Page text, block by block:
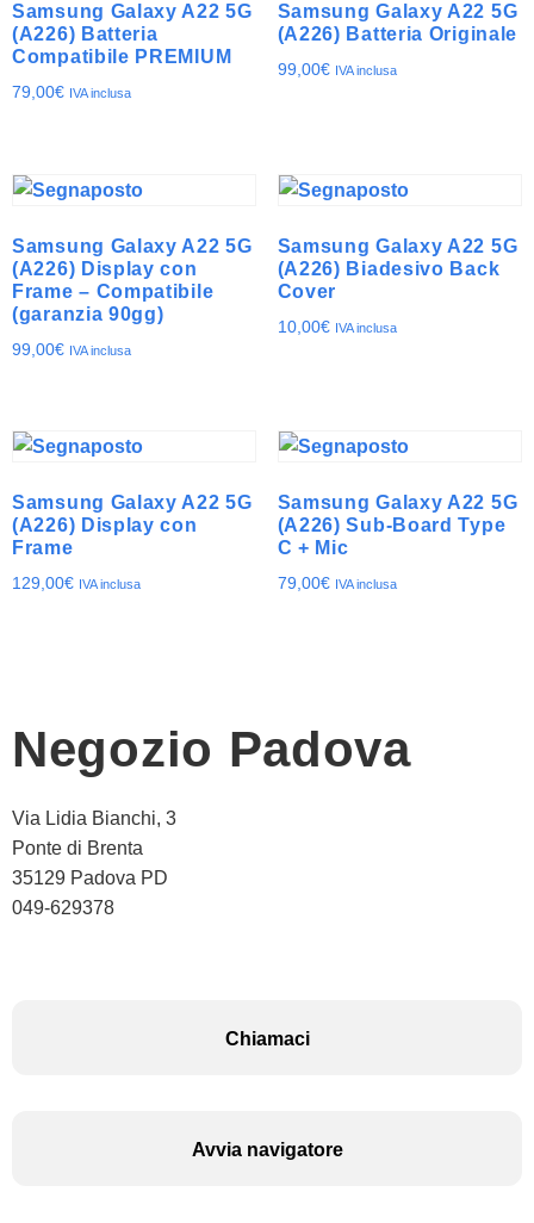
Samsung Galaxy A22 5G
(A226) Batteria
Compatibile PREMIUM
79,00€ IVA inclusa
Samsung Galaxy A22 5G
(A226) Batteria Originale
99,00€ IVA inclusa
Samsung Galaxy A22 5G
(A226) Display con
Frame – Compatibile
(garanzia 90gg)
99,00€ IVA inclusa
Samsung Galaxy A22 5G
(A226) Biadesivo Back
Cover
10,00€ IVA inclusa
Samsung Galaxy A22 5G
(A226) Display con
Frame
129,00€ IVA inclusa
Samsung Galaxy A22 5G
(A226) Sub-Board Type
C + Mic
79,00€ IVA inclusa
Negozio Padova
Via Lidia Bianchi, 3
Ponte di Brenta
35129 Padova PD
049-629378
Chiamaci
Avvia navigatore